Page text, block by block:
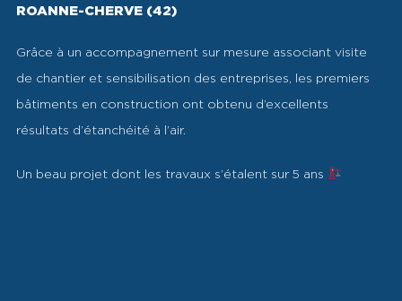
ROANNE-CHERVE (42)
Grâce à un accompagnement sur mesure associant visite
de chantier et sensibilisation des entreprises, les premiers
bâtiments en construction ont obtenu d’excellents
résultats d’étanchéité à l’air.
Un beau projet dont les travaux s’étalent sur 5 ans